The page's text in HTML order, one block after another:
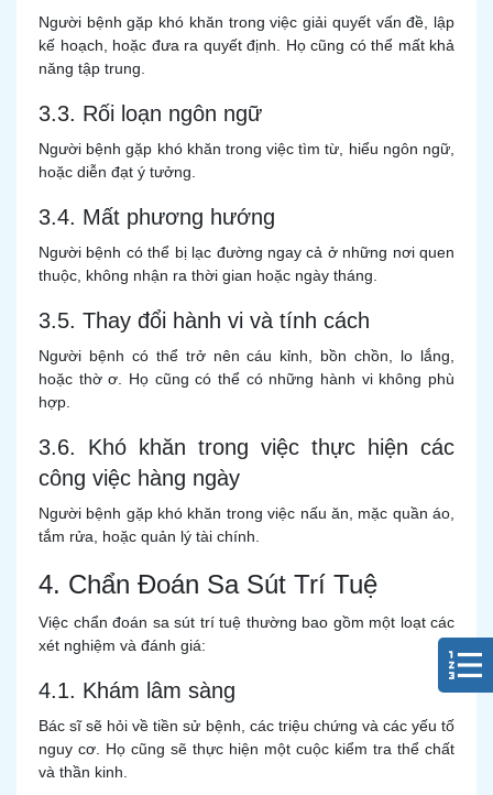
Người bệnh gặp khó khăn trong việc giải quyết vấn đề, lập
kế hoạch, hoặc đưa ra quyết định. Họ cũng có thể mất khả
năng tập trung.
3.3. Rối loạn ngôn ngữ
Người bệnh gặp khó khăn trong việc tìm từ, hiểu ngôn ngữ,
hoặc diễn đạt ý tưởng.
3.4. Mất phương hướng
Người bệnh có thể bị lạc đường ngay cả ở những nơi quen
thuộc, không nhận ra thời gian hoặc ngày tháng.
3.5. Thay đổi hành vi và tính cách
Người bệnh có thể trở nên cáu kỉnh, bồn chồn, lo lắng,
hoặc thờ ơ. Họ cũng có thể có những hành vi không phù
hợp.
3.6. Khó khăn trong việc thực hiện các
công việc hàng ngày
Người bệnh gặp khó khăn trong việc nấu ăn, mặc quần áo,
tắm rửa, hoặc quản lý tài chính.
4. Chẩn Đoán Sa Sút Trí Tuệ
Việc chẩn đoán sa sút trí tuệ thường bao gồm một loạt các
xét nghiệm và đánh giá:
4.1. Khám lâm sàng
Bác sĩ sẽ hỏi về tiền sử bệnh, các triệu chứng và các yếu tố
nguy cơ. Họ cũng sẽ thực hiện một cuộc kiểm tra thể chất
và thần kinh.